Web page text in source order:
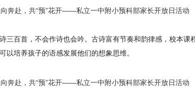
三百首，不会作诗也会吟。古诗富有节奏和韵律感，校本
以培养孩子的语感发展他们的想象思维。